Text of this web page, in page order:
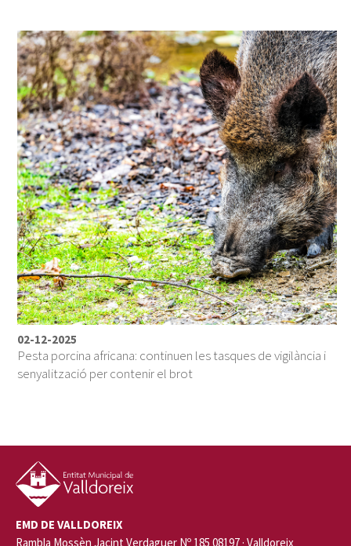
02-12-2025
Pesta porcina africana: continuen les tasques de vigilància i
senyalització per contenir el brot
EMD DE VALLDOREIX
Rambla Mossèn Jacint Verdaguer Nº 185 08197 · Valldoreix